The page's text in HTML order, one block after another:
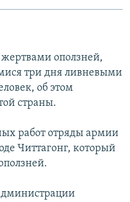
оползней,
три дня ливневыми
об этом
страны.
работ отряды армии
Читтагонг, который